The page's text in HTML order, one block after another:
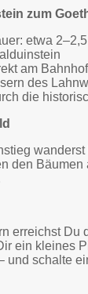
zum
etwa
am
des
die
den
erreichst Du
ein kleines
und schalte